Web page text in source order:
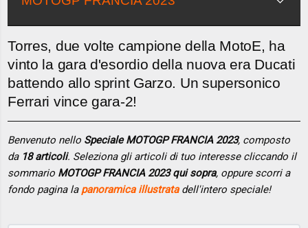
Torres, due volte campione della MotoE, ha
vinto la gara d'esordio della nuova era Ducati
battendo allo sprint Garzo. Un supersonico
Ferrari vince gara-2!
Benvenuto nello Speciale MOTOGP FRANCIA 2023, composto
da 18 articoli. Seleziona gli articoli di tuo interesse cliccando il
sommario MOTOGP FRANCIA 2023 qui sopra, oppure scorri a
fondo pagina la panoramica illustratadell'intero speciale!